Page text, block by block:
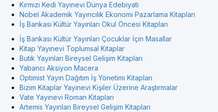
Kırmızı Kedi Yayınevi Dünya Edebiyati
Nobel Akademik Yayıncılık Ekonomi Pazarlama Kitapları
İş Bankası Kültür Yayınları Okul Öncesi Kitapları
İş Bankası Kültür Yayınları Çocuklar İçin Masallar
Kitap Yayınevi Toplumsal Kitaplar
Butik Yayınları Bireysel Gelişim Kitapları
Yabancı Aksiyon Macera
Optimist Yayın Dağıtım İş Yönetimi Kitapları
Bizim Kitaplar Yayınevi Kişiler Üzerine Araştırmalar
Vate Yayınevi Roman Kitapları
Artemis Yayınları Bireysel Gelişim Kitapları